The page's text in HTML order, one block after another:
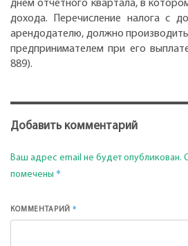
днем отчетного квартала, в
дохода. Перечисление налога с
арендодателю, должно
предпринимателем при его
889).
Добавить комментарий
Ваш адрес email не будет опубликован.
помечены *
КОММЕНТАРИЙ*